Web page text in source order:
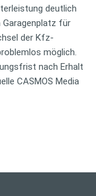
deutlich
Garagenplatz für
der Kfz-
möglich.
nach Erhalt
CASMOS Media